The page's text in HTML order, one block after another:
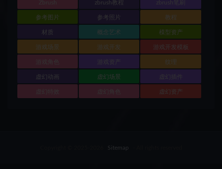
Zbrush zbrush教程 zbrush笔刷
参考图片 参考照片 教程
材质 概念艺术 模型资产
游戏场景 游戏开发 游戏开发模板
游戏角色 游戏资产 纹理
虚幻动画 虚幻场景 虚幻插件
虚幻特效 虚幻角色 虚幻资产
Sitemap